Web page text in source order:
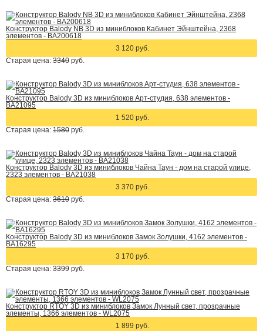
Конструктор Balody NB 3D из миниблоков Кабинет Эйнштейна, 2368
элементов - BA200618
3 120 руб.
Старая цена: 3340 руб.
Конструктор Balody 3D из миниблоков Арт-студия, 638 элементов -
BA21095
1 520 руб.
Старая цена: 1580 руб.
Конструктор Balody 3D из миниблоков Чайна Таун - дом на старой улице,
2323 элементов - BA21038
3 370 руб.
Старая цена: 3610 руб.
Конструктор Balody 3D из миниблоков Замок Золушки, 4162 элементов -
BA16295
3 170 руб.
Старая цена: 3399 руб.
Конструктор RTOY 3D из миниблоков Замок Лунный свет, прозрачные
элементы, 1366 элементов - WL2075
1 899 руб.